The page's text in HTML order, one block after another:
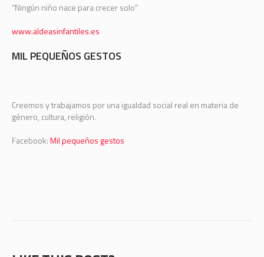
“Ningún niño nace para crecer solo”
www.aldeasinfantiles.es
MIL PEQUEÑOS GESTOS
Creemos y trabajamos por una igualdad social real en materia de
género, cultura, religión.
Facebook:Mil pequeños gestos